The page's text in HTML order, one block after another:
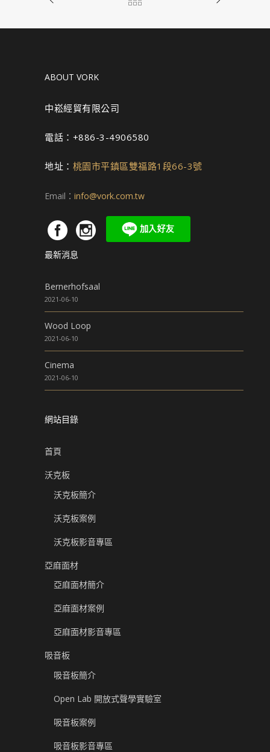
ABOUT VORK
中崧經貿有限公司
電話：+886-3-4906580
地址： 桃園市平鎮區雙福路1段66-3號
Email： info@vork.com.tw
最新消息
Bernerhofsaal
2021-06-10
Wood Loop
2021-06-10
Cinema
2021-06-10
網站目錄
首頁
沃克板
沃克板簡介
沃克板案例
沃克板影音專區
亞麻面材
亞麻面材簡介
亞麻面材案例
亞麻面材影音專區
吸音板
吸音板簡介
Open Lab 開放式聲學實驗室
吸音板案例
吸音板影音專區